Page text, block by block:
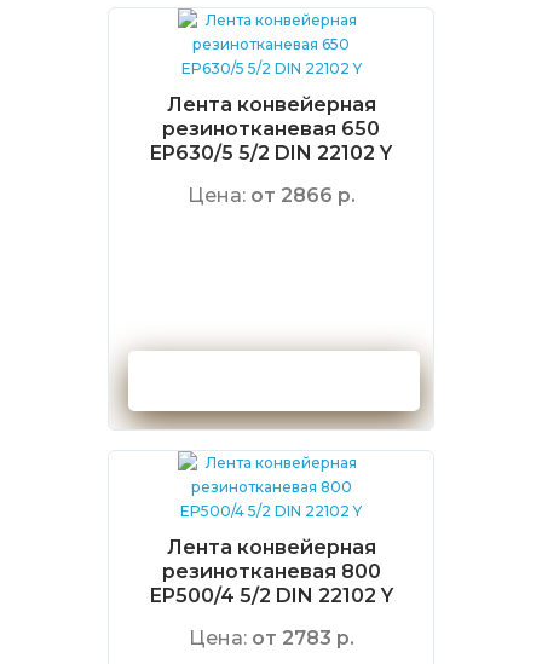
Лента конвейерная
резинотканевая 650
EP630/5 5/2 DIN 22102 Y
Цена: от 2866 р.
Лента конвейерная
резинотканевая 800
EP500/4 5/2 DIN 22102 Y
Цена: от 2783 р.